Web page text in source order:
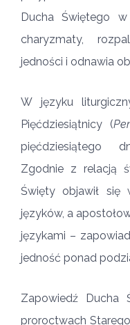
Ducha Świętego
charyzmaty,
jedności i odnawia
W języku
Pięćdziesiątnicy (
pięćdziesiątego
Zgodnie z relacją
Święty objawił
języków, a
językami –
jedność ponad
Zapowiedź Ducha
proroctwach